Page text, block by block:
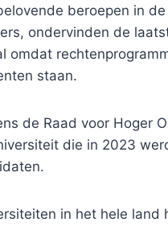
beroepen in
ondervinden de
omdat
staan.
de Raad voor Hoger
die in 2023
in het hele land